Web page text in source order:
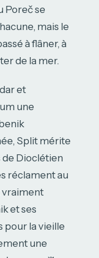
Poreč se
mais le
à flâner, à
de la mer.
et
une
Split mérite
de Dioclétien
réclament au
vraiment
et ses
pour la vieille
une